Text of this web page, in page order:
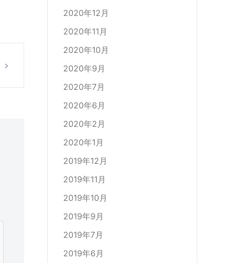
2020年12月
2020年11月
2020年10月
2020年9月
2020年7月
2020年6月
2020年2月
2020年1月
2019年12月
2019年11月
2019年10月
2019年9月
2019年7月
2019年6月